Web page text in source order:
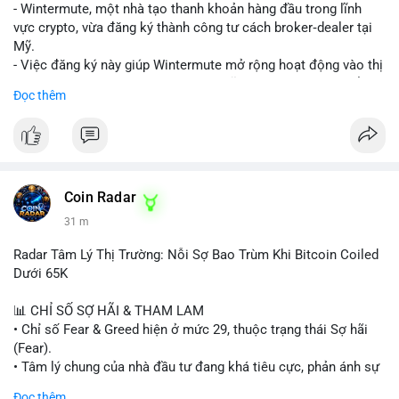
nguồn để xác định rõ ý đồ.
Lời khuyên: Nhà đầu tư nhỏ lẻ nên thận trọng, tránh hành động
theo cảm xúc. Quan sát diễn biến giá trong 24-48 giờ tới. Nếu
giá không phản ứng mạnh, khả năng cao là chuyển ví nội bộ, ít
tác động đến thị trường. Chỉ vào lệnh khi có xác nhận xu
- Wintermute, một nhà tạo thanh khoản hàng đầu trong lĩnh
vực crypto, vừa đăng ký thành công tư cách broker‑dealer tại
Mỹ.
- Việc đăng ký này giúp Wintermute mở rộng hoạt động vào thị
nhanh chóng ở Hoa Kỳ.
giao dịch, sàn giao dịch và thanh toán cho các tài sản
thị trường tokenized và củng cố vị thế của Wintermute trong
ngành tài chính kỹ thuật số.
#binancesquare #cryptonews #wintermute #brokerdealer
#tokenizedsecurities
$btc $eth
#vlikevn
Đọc thêm
Coin Radar
31 m
Radar Tâm Lý Thị Trường: Nỗi Sợ Bao Trùm Khi Bitcoin Coiled
Dưới 65K
📊 CHỈ SỐ SỢ HÃI & THAM LAM
• Chỉ số Fear & Greed hiện ở mức 29, thuộc trạng thái Sợ hãi
(Fear).
• Tâm lý chung của nhà đầu tư đang khá tiêu cực, phản ánh sự